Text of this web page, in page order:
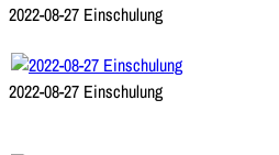
2022-08-27 Einschulung
2022-08-27 Einschulung